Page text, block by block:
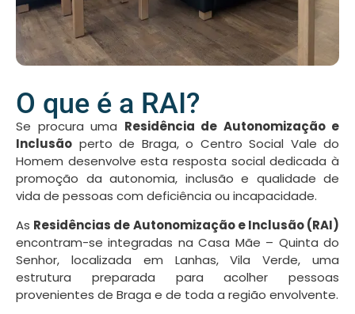
O que é a RAI?
Se procura uma Residência de Autonomização e
Inclusão perto de Braga, o Centro Social Vale do
Homem desenvolve esta resposta social dedicada à
promoção da autonomia, inclusão e qualidade de
vida de pessoas com deficiência ou incapacidade.
As Residências de Autonomização e Inclusão (RAI)
encontram-se integradas na Casa Mãe – Quinta do
Senhor, localizada em Lanhas, Vila Verde, uma
estrutura preparada para acolher pessoas
provenientes de Braga e de toda a região envolvente.